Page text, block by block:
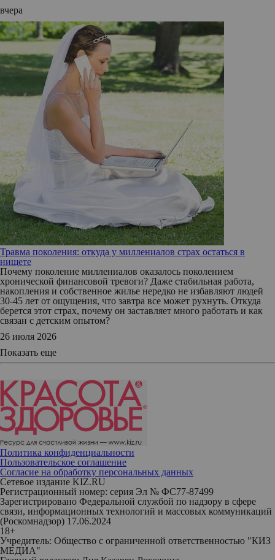
вчера
Травма поколения: откуда у миллениалов страх остаться в
нищете
Почему поколение миллениалов оказалось поколением
хронической финансовой тревоги? Даже стабильная работа,
накопления и собственное жилье нередко не избавляют людей
30-45 лет от ощущения, что завтра все может рухнуть. Откуда
берется этот страх, почему он заставляет много работать и как
связан с детским опытом?
26 июля 2026
Показать еще
Политика конфиденциальности
Пользовательское соглашение
Согласие на обработку персональных данных
Сетевое издание KIZ.RU
Регистрационный номер: серия Эл № ФС77-87499
Зарегистрировано Федеральной службой по надзору в сфере
связи, информационных технологий и массовых коммуникаций
(Роскомнадзор) 17.06.2024
18+
Учредитель: Общество с ограниченной ответственностью "КИЗ
МЕДИА"